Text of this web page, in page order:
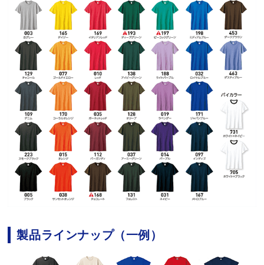
製品ラインナップ（一例）